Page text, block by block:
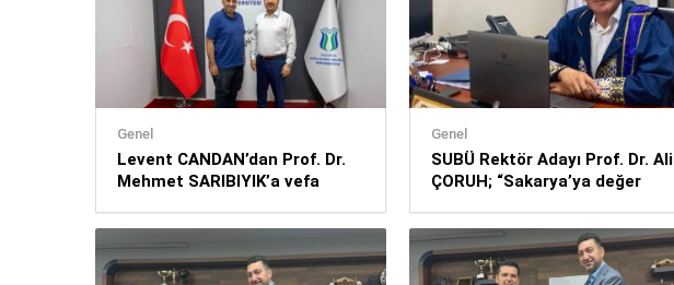
Genel
Levent CANDAN’dan Prof. Dr.
Mehmet SARIBIYIK’a vefa
Genel
SUBÜ Rektör Adayı Prof. Dr. Ali
ÇORUH; “Sakarya’ya değer
etmek istiyorum”